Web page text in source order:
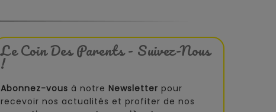
Le Coin Des Parents - Suivez-Nous
!
Abonnez-vous à notre Newsletter pour
recevoir nos actualités et profiter de nos